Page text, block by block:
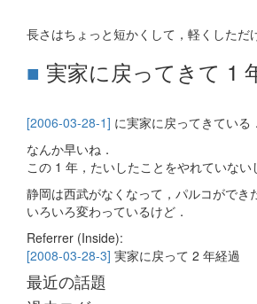
長さはちょっと短かくして，軽くしただ
■ 実家に戻ってきて 1
[2006-03-28-1] に実家に戻ってきている．
なんか早いね．
この 1 年，たいしたことをやれていない
静岡は西武がなくなって，パルコができ
いろいろ変わっているけど．
Referrer (Inside):
[2008-03-28-3] 実家に戻って 2 年経過
最近の話題